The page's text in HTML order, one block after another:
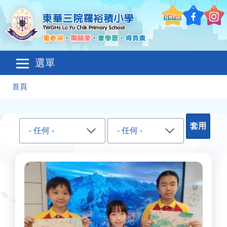
移至主內容
選單
Main
navigation
導
連
首頁